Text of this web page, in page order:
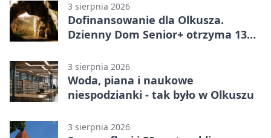
3 sierpnia 2026
Dofinansowanie dla Olkusza.
Dzienny Dom Senior+ otrzyma 134
3 sierpnia 2026
Woda, piana i naukowe
niespodzianki - tak było w Olkuszu
3 sierpnia 2026